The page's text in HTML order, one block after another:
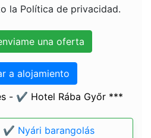
la Política de privacidad.
a alojamiento
- ✔️ Hotel Rába Győr ***
✔️ Nyári barangolás